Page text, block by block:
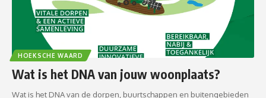
HOEKSCHE WAARD
Wat is het DNA van jouw woonplaats?
Wat is het DNA van de dorpen, buurtschappen en buitengebieden